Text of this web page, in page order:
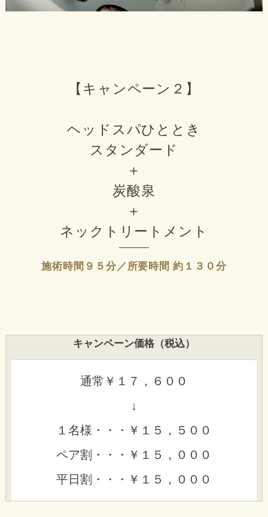
【キャンペーン２】
ヘッドスパひととき
スタンダード
＋
炭酸泉
＋
ネックトリートメント
施術時間９５分／所要時間 約１３０分
キャンペーン価格（税込）
通常￥１７，６００
↓
１名様・・・￥１５，５００
ペア割・・・￥１５，０００
平日割・・・￥１５，０００